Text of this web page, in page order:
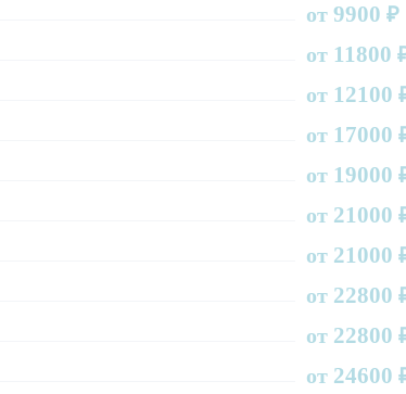
от 9900 ₽
от 11800
от 12100
от 17000
от 19000
от 21000
от 21000
от 22800
от 22800
от 24600